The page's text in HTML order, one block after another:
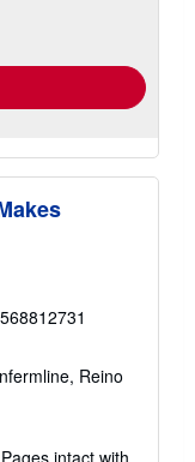
Reino